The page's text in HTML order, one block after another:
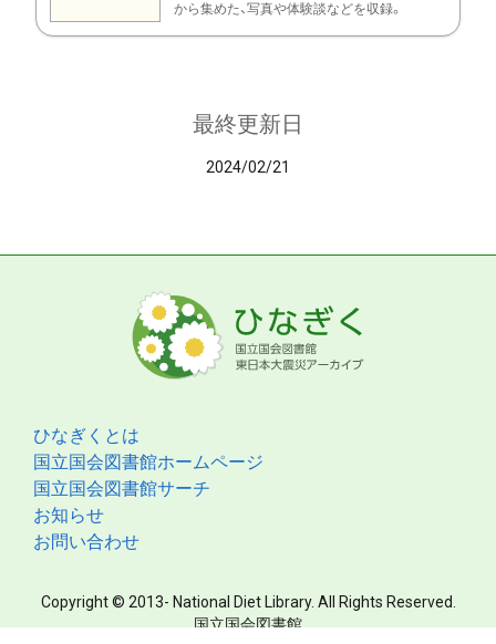
から集めた、写真や体験談などを収録。
最終更新日
2024/02/21
ひなぎくとは
国立国会図書館ホームページ
国立国会図書館サーチ
お知らせ
お問い合わせ
Copyright © 2013- National Diet Library. All Rights Reserved.